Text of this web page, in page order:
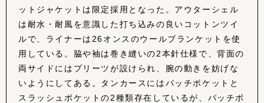
ットジャケットは限定採用となった。アウターシェル
は耐水・耐風を意識した打ち込みの良いコットンツイ
ルで、ライナーは26オンスのウールブランケットを使
用している。脇や袖は巻き縫いの2本針仕様で、背面の
両サイドにはプリーツが設けられ、腕の動きを妨げな
いようにしてある。タンカースにはパッチポケットと
スラッシュポケットの2種類存在しているが、パッチポ